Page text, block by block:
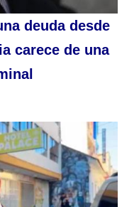
deuda desde
carece de una